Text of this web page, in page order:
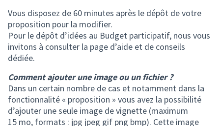
Vous disposez de 60 minutes après le dépôt de votre
proposition pour la modifier.
Pour le dépôt d’idées au Budget participatif, nous vous
invitons à consulter la page d’aide et de conseils
dédiée.
Comment ajouter une image ou un fichier ?
Dans un certain nombre de cas et notamment dans la
fonctionnalité « proposition » vous avez la possibilité
d’ajouter une seule image de vignette (maximum
15 mo, formats : jpg jpeg gif png bmp). Cette image